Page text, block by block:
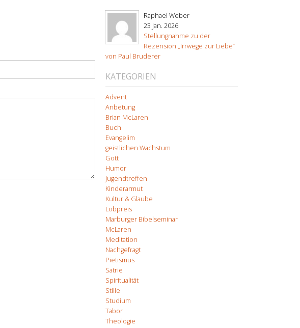
Raphael Weber
23 Jan. 2026
Stellungnahme zu der
Rezension „Irrwege zur Liebe“
von Paul Bruderer
KATEGORIEN
Advent
Anbetung
Brian McLaren
Buch
Evangelim
geistlichen Wachstum
Gott
Humor
Jugendtreffen
Kinderarmut
Kultur & Glaube
Lobpreis
Marburger Bibelseminar
McLaren
Meditation
Nachgefragt
Pietismus
Satrie
Spiritualität
Stille
Studium
Tabor
Theologie